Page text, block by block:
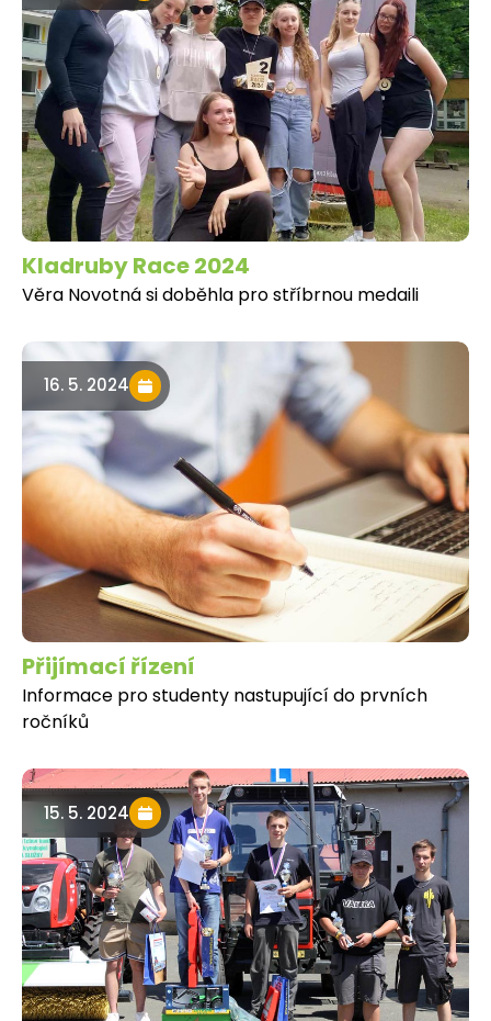
Kladruby Race 2024
Věra Novotná si doběhla pro stříbrnou medaili
16. 5. 2024
Přijímací řízení
Informace pro studenty nastupující do prvních
ročníků
15. 5. 2024